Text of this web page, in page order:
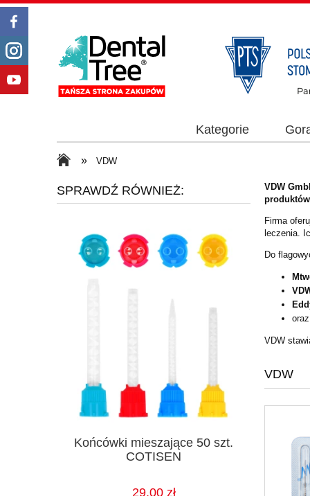
Kategorie
» VDW
SPRAWDŹ RÓWNIEŻ:
Końcówki mieszające 50 szt.
COTISEN
29,00 zł
VDW
Firma
leczenia.
Do
VDW
VDW